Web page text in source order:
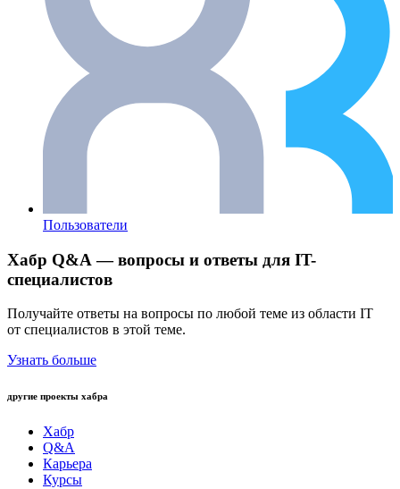
Пользователи
Хабр Q&A — вопросы и ответы для IT-
специалистов
Получайте ответы на вопросы по любой теме из области IT
от специалистов в этой теме.
Узнать больше
другие проекты хабра
Хабр
Q&A
Карьера
Курсы